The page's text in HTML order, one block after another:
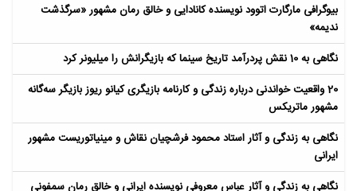
بیوگرافی مارگارت اتوود نویسنده کانادایی و خالق رمان مشهور «سرگذشت
ندیمه»
نگاهی به 10 نقش پردرآمد تاریخ سینما که بازیگرانش را میلیونر کرد
20 واقعیت خواندنی درباره زندگی و کارنامه بازیگری کیانو ریوز بازیگر سه‌گانه
مشهور ماتریکس
نگاهی به زندگی و آثار استاد محمود فرشچیان نقاش و مینیاتوریست مشهور
ایرانی
نگاهی به زندگی و آثار عباس معروفی نویسنده ایرانی و خالق رمان سمفونی